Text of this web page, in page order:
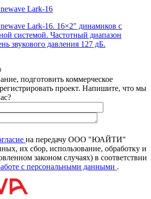
Lark-16
Lark-16. 16×2″ динамиков с
системой. Частотный диапазон
звукового давления 127 дБ.
подготовить коммерческое
проект. Напишите, что мы
на передачу ООО "ЮАЙТИ"
их сбор, использование, обработку и
законом случаях) в соответствии
с персональными данными .